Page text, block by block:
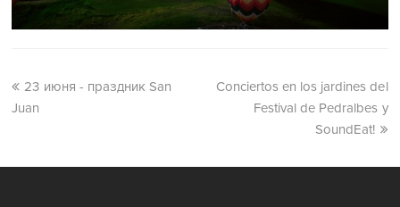
23 июня - праздник San
Juan
Conciertos en los jardines del
Festival de Pedralbes y
SoundEat!